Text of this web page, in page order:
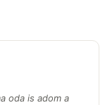
oda is adom a